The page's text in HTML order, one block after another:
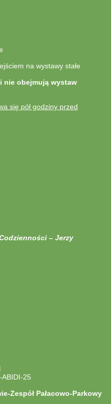
na wystawy stałe
nie obejmują wystaw
się pół godziny przed
– Jerzy
25
Zespół Pałacowo-Parkowy